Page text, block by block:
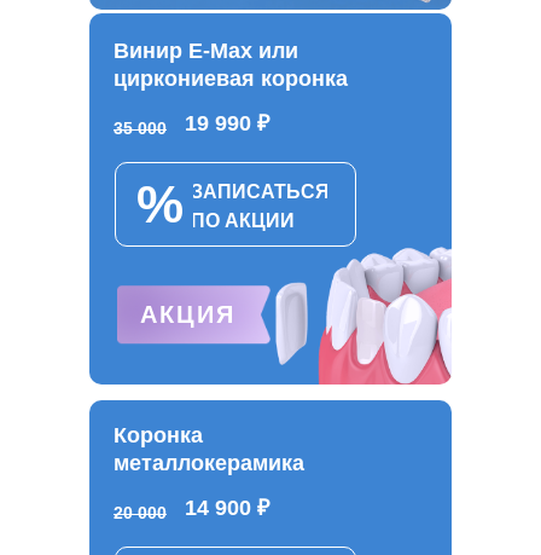
Винир E-Max или
циркониевая коронка
35 000 19 990 ₽
% ЗАПИСАТЬСЯ
ПО АКЦИИ
ЗАПИСАТЬСЯ ПО
АКЦИИ
АКЦИЯ
Коронка
металлокерамика
20 000 14 900 ₽